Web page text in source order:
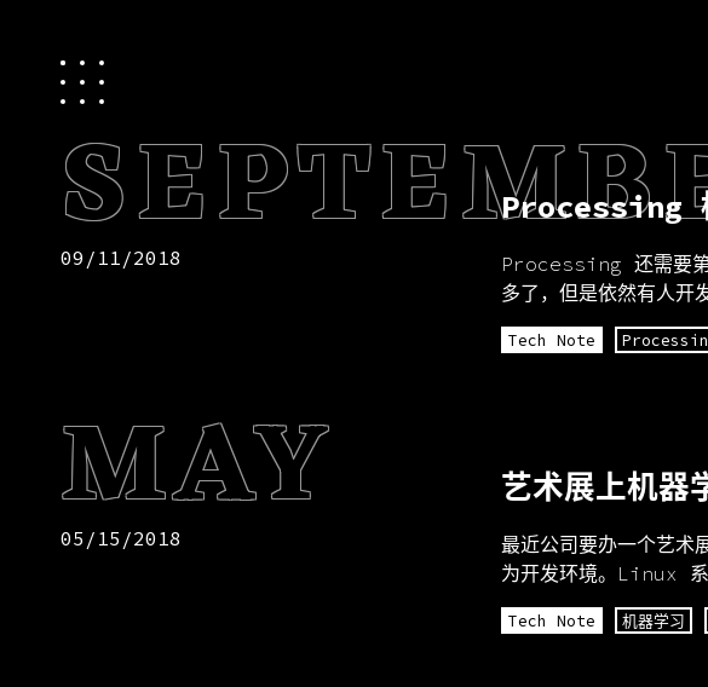
09/11/2018
Processing
Processing 还需要第
多了，但是依然有人
Tech Note
MAY
05/15/2018
艺术展上机器
最近公司要办一个艺术
为开发环境。Linux
Tech Note 机器学习